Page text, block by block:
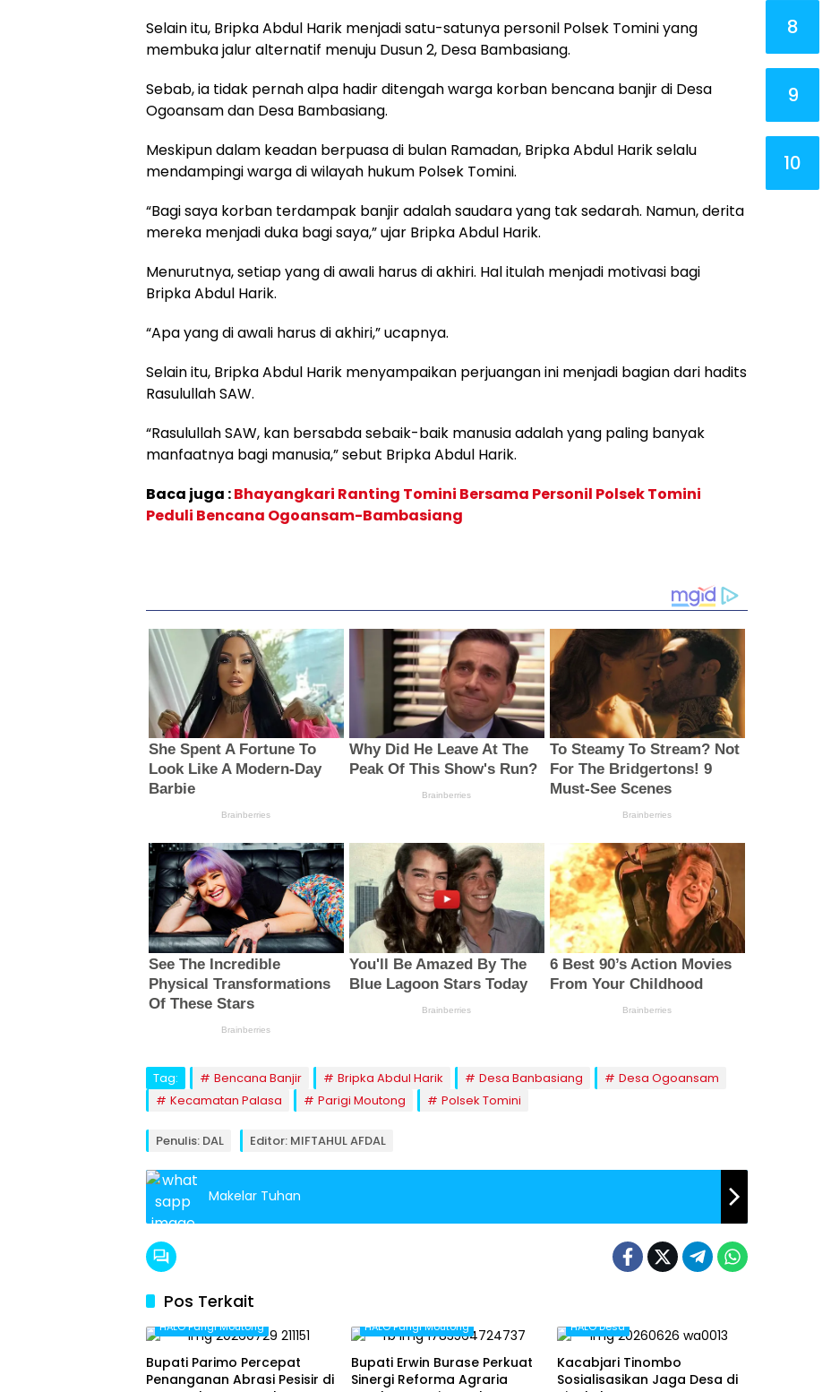
Selain itu, Bripka Abdul Harik menjadi satu-satunya personil Polsek Tomini yang
membuka jalur alternatif menuju Dusun 2, Desa Bambasiang.
Sebab, ia tidak pernah alpa hadir ditengah warga korban bencana banjir di Desa
Ogoansam dan Desa Bambasiang.
Meskipun dalam keadan berpuasa di bulan Ramadan, Bripka Abdul Harik selalu
mendampingi warga di wilayah hukum Polsek Tomini.
“Bagi saya korban terdampak banjir adalah saudara yang tak sedarah. Namun, derita
mereka menjadi duka bagi saya,” ujar Bripka Abdul Harik.
Menurutnya, setiap yang di awali harus di akhiri. Hal itulah menjadi motivasi bagi
Bripka Abdul Harik.
“Apa yang di awali harus di akhiri,” ucapnya.
Selain itu, Bripka Abdul Harik menyampaikan perjuangan ini menjadi bagian dari hadits
Rasulullah SAW.
“Rasulullah SAW, kan bersabda sebaik-baik manusia adalah yang paling banyak
manfaatnya bagi manusia,” sebut Bripka Abdul Harik.
Baca juga :Bhayangkari Ranting Tomini Bersama Personil Polsek Tomini
Peduli Bencana Ogoansam-Bambasiang
Tag: Bencana Banjir Bripka Abdul Harik Desa Banbasiang
Desa Ogoansam
Kecamatan Palasa
Parigi Moutong Polsek Tomini
Penulis: DAL Editor: MIFTAHUL AFDAL
Makelar Tuhan
Pos Terkait
HALO Parigi Moutong
Bupati Parimo Percepat
Penanganan Abrasi Pesisir di
HALO Parigi Moutong
Bupati Erwin Burase Perkuat
Sinergi Reforma Agraria
HALO Desa
Kacabjari Tinombo
Sosialisasikan Jaga Desa di
8
9
10